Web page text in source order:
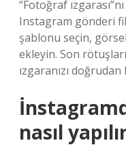
“Fotoğraf
Instagram gönderi
şablonu seçin,
ekleyin. Son
ızgaranızı
nasıl